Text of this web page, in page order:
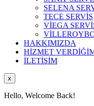
SELENA
TECE SERVİS
VİEGA
HAKKIMIZDA
HİZMET
İLETİŞİM
x
Hello, Welcome Back!